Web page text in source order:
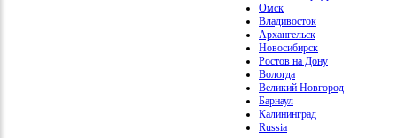
Омск
Владивосток
Архангельск
Новосибирск
Ростов на Дону
Вологда
Великий Новгород
Барнаул
Калининград
Russia